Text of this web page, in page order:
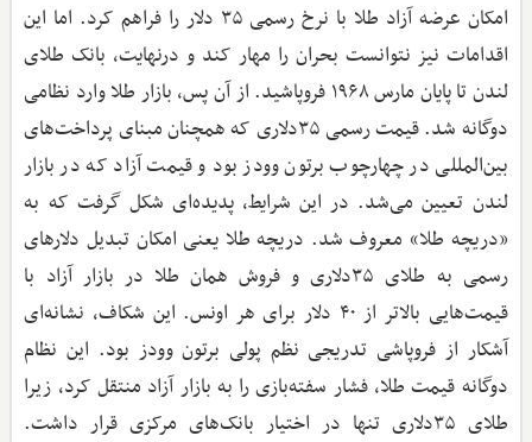
امکان عرضه آزاد طلا با نرخ رسمی ۳۵ دلار را فراهم کرد. اما این
اقدامات نیز نتوانست بحران را مهار کند و درنهایت، بانک طلای
لندن تا پایان مارس ۱۹۶۸ فروپاشید. از آن پس، بازار طلا وارد نظامی
دوگانه شد. قیمت رسمی ۳۵دلاری که همچنان مبنای پرداخت‌های
بین‌المللی در چهارچوب برتون وودز بود و قیمت آزاد که در بازار
لندن تعیین می‌شد. در این شرایط، پدیده‌ای شکل گرفت که به
«دریچه طلا» معروف شد. دریچه طلا یعنی امکان تبدیل دلارهای
رسمی به طلای ۳۵دلاری و فروش همان طلا در بازار آزاد با
قیمت‌هایی بالاتر از ۴۰ دلار برای هر اونس. این شکاف، نشانه‌ای
آشکار از فروپاشی تدریجی نظم پولی برتون وودز بود. این نظام
دوگانه قیمت طلا، فشار سفته‌بازی را به بازار آزاد منتقل کرد، زیرا
طلای ۳۵دلاری تنها در اختیار بانک‌های مرکزی قرار داشت.